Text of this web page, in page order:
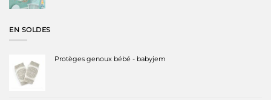
EN SOLDES
Protèges genoux bébé - babyjem